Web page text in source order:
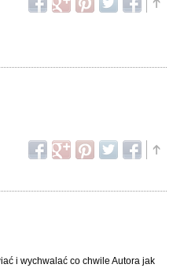
i wychwalać co chwile Autora jak